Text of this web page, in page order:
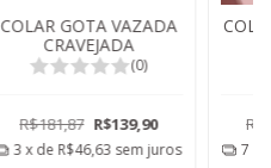
COLAR GOTA VAZADA
CRAVEJADA
(0)
R$181,87 R$139,90
3 x de R$46,63 sem juros 7